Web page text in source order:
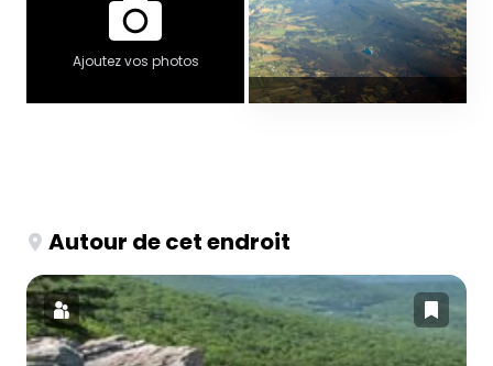
Ajoutez vos photos
Autour de cet endroit